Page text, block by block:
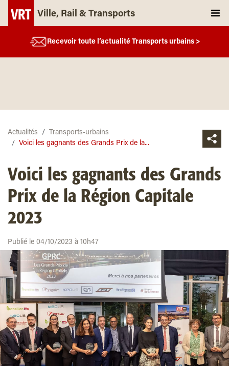
Ville, Rail & Transports
Recevoir toute l’actualité Transports urbains >
Actualités
Transports-urbains
Voici les gagnants des Grands Prix de la...
Voici les gagnants des Grands
Prix de la Région Capitale
2023
Publié le 04/10/2023 à 10h47